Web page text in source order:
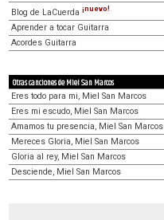
Blog de LaCuerda ¡nuevo!
Aprender a tocar Guitarra
Acordes Guitarra
Otras canciones de Miel San Marcos
Eres todo para mi, Miel San Marcos
Eres mi escudo, Miel San Marcos
Amamos tu presencia, Miel San Marcos
Mereces Gloria, Miel San Marcos
Gloria al rey, Miel San Marcos
Desciende, Miel San Marcos